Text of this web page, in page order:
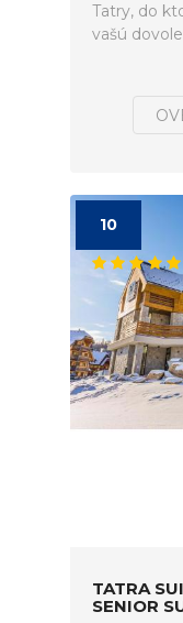
Tatry, do
vašú
10
TATRA
SENIOR